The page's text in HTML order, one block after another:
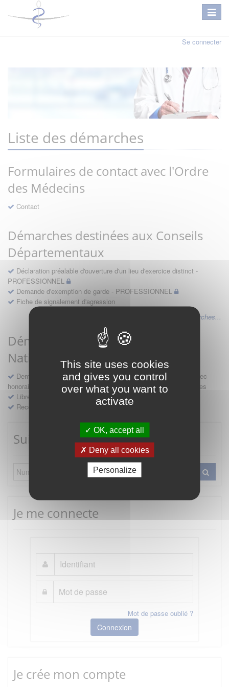
This site uses cookies
and gives you control
over what you want to
activate
OK, accept all
Deny all cookies
Personalize
Se connecter
Liste des démarches
Formulaires de contact avec l'Ordre
des Médecins
Contact
Démarches destinées aux Conseils
Départementaux
Déclaration préalable d'ouverture d'un lieu d'exercice distinct -
PROFESSIONNEL
Demande d'exemption de garde - PROFESSIONNEL
Fiche de signalement d'agression
Voir les autres démarches...
Démarches destinées au Conseil
National
Demande d'avis en hospitalité, en études, des conventions avec
honoraires et des demandes diverses formulées par les entreprises
Libre prestation de services
Recours
Suivre mes démarches
Je me connecte
Mot de passe oublié ?
Connexion
Je crée mon compte